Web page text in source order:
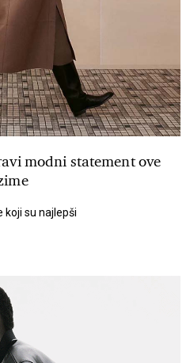
modni statement ove
koji su najlepši